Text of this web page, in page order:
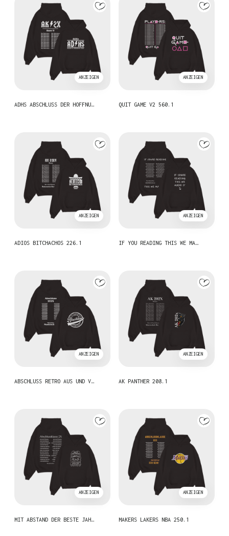
ANZEIGEN
ADHS ABSCHLUSS DER HOFFNU…
ANZEIGEN
QUIT GAME V2 560.1
ANZEIGEN
ADIOS BITCHACHOS 226.1
ANZEIGEN
IF YOU READING THIS WE MA…
ANZEIGEN
ABSCHLUSS RETRO AUS UND V…
ANZEIGEN
AK PANTHER 208.1
ANZEIGEN
MIT ABSTAND DER BESTE JAH…
ANZEIGEN
MAKERS LAKERS NBA 250.1